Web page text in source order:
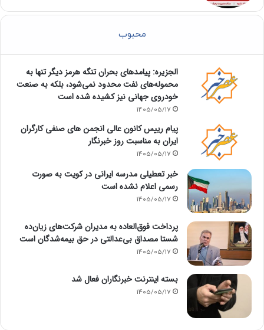
محبوب
الجزیره: پیامدهای بحران تنگه هرمز دیگر تنها به
محموله‌های نفت محدود نمی‌شود، بلکه به صنعت
خودروی جهانی نیز کشیده شده است
1405/05/17
پیام رییس کانون عالی انجمن های صنفی کارگران
ایران به مناسبت روز خبرنگار
1405/05/17
خبر تعطیلی مدرسه ایرانی در کویت به صورت
رسمی اعلام نشده است
1405/05/17
پرداخت فوق‌العاده به مدیران شرکت‌های زیان‌ده
شستا مصداق بی‌عدالتی در حق بیمه‌شدگان است
1405/05/17
بسته اینترنت خبرنگاران فعال شد
1405/05/17